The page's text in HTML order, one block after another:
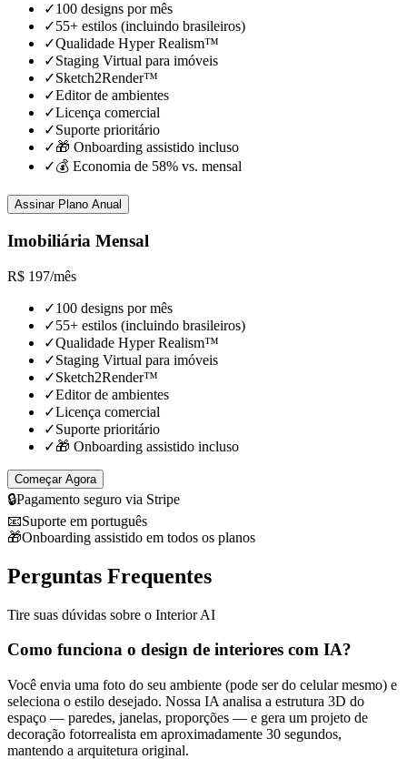
✓100 designs por mês
✓55+ estilos (incluindo brasileiros)
✓Qualidade Hyper Realism™
✓Staging Virtual para imóveis
✓Sketch2Render™
✓Editor de ambientes
✓Licença comercial
✓Suporte prioritário
✓🎁 Onboarding assistido incluso
✓💰 Economia de 58% vs. mensal
Assinar Plano Anual
Imobiliária Mensal
R$ 197/mês
✓100 designs por mês
✓55+ estilos (incluindo brasileiros)
✓Qualidade Hyper Realism™
✓Staging Virtual para imóveis
✓Sketch2Render™
✓Editor de ambientes
✓Licença comercial
✓Suporte prioritário
✓🎁 Onboarding assistido incluso
Começar Agora
🔒Pagamento seguro via Stripe
📧Suporte em português
🎁Onboarding assistido em todos os planos
Perguntas Frequentes
Tire suas dúvidas sobre o Interior AI
Como funciona o design de interiores com IA?
Você envia uma foto do seu ambiente (pode ser do celular mesmo) e
seleciona o estilo desejado. Nossa IA analisa a estrutura 3D do
espaço — paredes, janelas, proporções — e gera um projeto de
decoração fotorrealista em aproximadamente 30 segundos,
mantendo a arquitetura original.